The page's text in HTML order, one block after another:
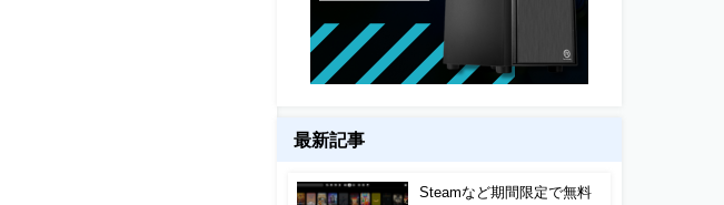
最新記事
Steamなど期間限定で無料